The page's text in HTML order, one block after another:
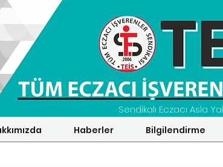
Sendikalı Eczacı Asla
Haberler Bilgilendirme